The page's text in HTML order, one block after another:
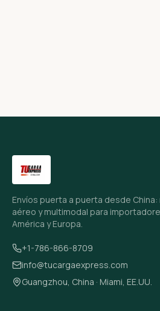
Envíos puerta a puerta desde China:
aéreo y multimodal para
América y Europa.
+1-786-866-8709
info@tucargaexpress.com
Guangzhou, China · Miami, EE.UU.